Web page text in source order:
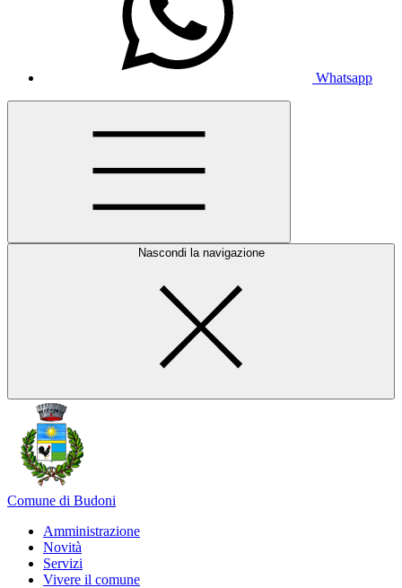
Whatsapp
Nascondi la navigazione
Comune di Budoni
Amministrazione
Novità
Servizi
Vivere il comune